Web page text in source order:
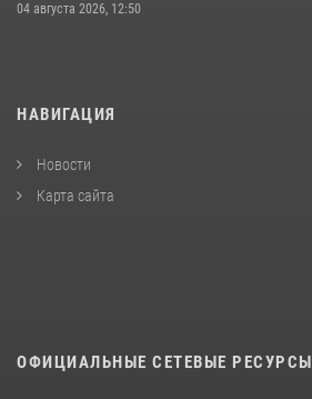
04 августа 2026, 12:50
НАВИГАЦИЯ
Новости
Карта сайта
ОФИЦИАЛЬНЫЕ СЕТЕВЫЕ РЕСУРСЫ